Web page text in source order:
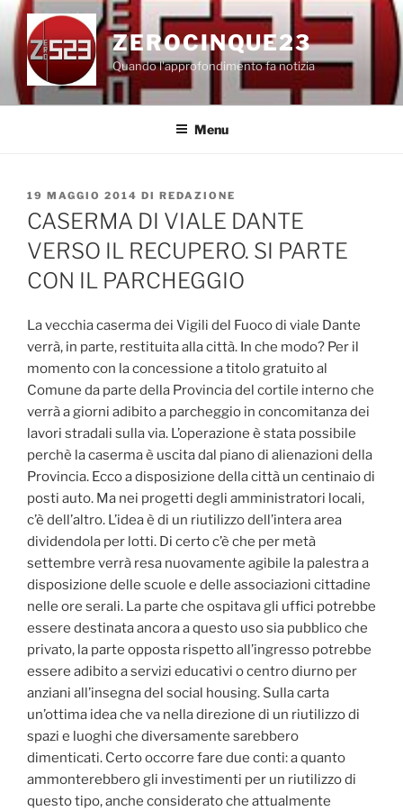
Salta
contenuto
ZEROCINQUE23
Quando l'approfondimento fa notizia
Menu
PUBBLICATO
IL
19 MAGGIO 2014 DI REDAZIONE
CASERMA DI VIALE DANTE
VERSO IL RECUPERO. SI PARTE
CON IL PARCHEGGIO
La vecchia caserma dei Vigili del Fuoco di viale Dante
verrà, in parte, restituita alla città. In che modo? Per il
momento con la concessione a titolo gratuito al
Comune da parte della Provincia del cortile interno che
verrà a giorni adibito a parcheggio in concomitanza dei
lavori stradali sulla via. L’operazione è stata possibile
perchè la caserma è uscita dal piano di alienazioni della
Provincia. Ecco a disposizione della città un centinaio di
posti auto. Ma nei progetti degli amministratori locali,
c’è dell’altro. L’idea è di un riutilizzo dell’intera area
dividendola per lotti. Di certo c’è che per metà
settembre verrà resa nuovamente agibile la palestra a
disposizione delle scuole e delle associazioni cittadine
nelle ore serali. La parte che ospitava gli uffici potrebbe
essere destinata ancora a questo uso sia pubblico che
privato, la parte opposta rispetto all’ingresso potrebbe
essere adibito a servizi educativi o centro diurno per
anziani all’insegna del social housing. Sulla carta
un’ottima idea che va nella direzione di un riutilizzo di
spazi e luoghi che diversamente sarebbero
dimenticati. Certo occorre fare due conti: a quanto
ammonterebbero gli investimenti per un riutilizzo di
questo tipo, anche considerato che attualmente